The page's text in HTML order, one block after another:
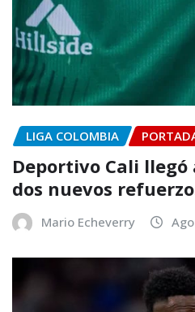
LIGA COLOMBIA
Deportivo Cali llegó
dos nuevos
Mario Echeverry